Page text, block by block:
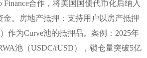
Finance合作，将美国国债代币化后纳入
金。房地产抵押：支持用户以房产抵押
作为Curve池的抵押品。案例：2025年
池（USDC/rUSD），锁仓量突破5亿